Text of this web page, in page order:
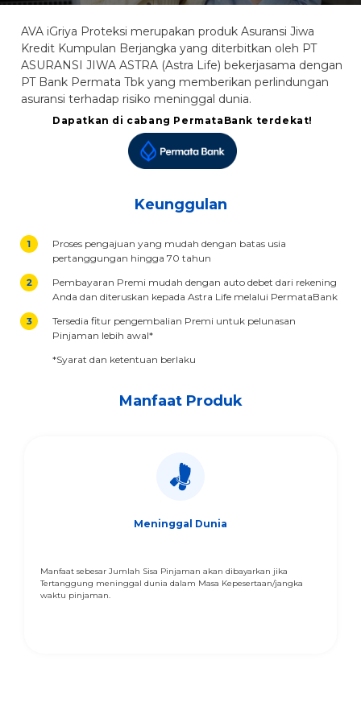
AVA iGriya Proteksi merupakan produk Asuransi Jiwa
Kredit Kumpulan Berjangka yang diterbitkan oleh PT
ASURANSI JIWA ASTRA (Astra Life) bekerjasama dengan
PT Bank Permata Tbk yang memberikan perlindungan
asuransi terhadap risiko meninggal dunia.
Dapatkan di cabang PermataBank terdekat!
Keunggulan
Proses pengajuan yang mudah dengan batas usia
pertanggungan hingga 70 tahun
Pembayaran Premi mudah dengan auto debet dari rekening
Anda dan diteruskan kepada Astra Life melalui PermataBank
Tersedia fitur pengembalian Premi untuk pelunasan
Pinjaman lebih awal*
*Syarat dan ketentuan berlaku
Manfaat Produk
Meninggal Dunia
Manfaat sebesar Jumlah Sisa Pinjaman akan dibayarkan jika
Tertanggung meninggal dunia dalam Masa Kepesertaan/jangka
waktu pinjaman.